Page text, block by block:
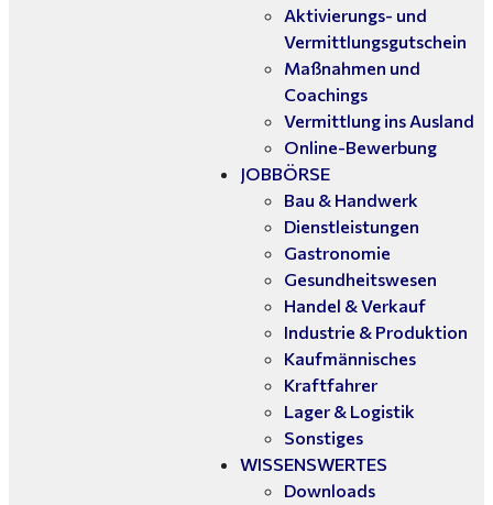
Aktivierungs- und
Vermittlungsgutschein
Maßnahmen und
Coachings
Vermittlung ins Ausland
Online-Bewerbung
JOBBÖRSE
Bau & Handwerk
Dienstleistungen
Gastronomie
Gesundheitswesen
Handel & Verkauf
Industrie & Produktion
Kaufmännisches
Kraftfahrer
Lager & Logistik
Sonstiges
WISSENSWERTES
Downloads